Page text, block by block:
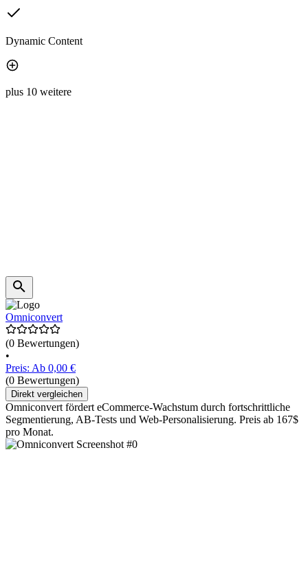
Dynamic Content
plus 10 weitere
Omniconvert
(0 Bewertungen)
•
Preis: Ab 0,00 €
(0 Bewertungen)
Direkt vergleichen
Omniconvert fördert eCommerce-Wachstum durch fortschrittliche
Segmentierung, AB-Tests und Web-Personalisierung. Preis ab 167$
pro Monat.